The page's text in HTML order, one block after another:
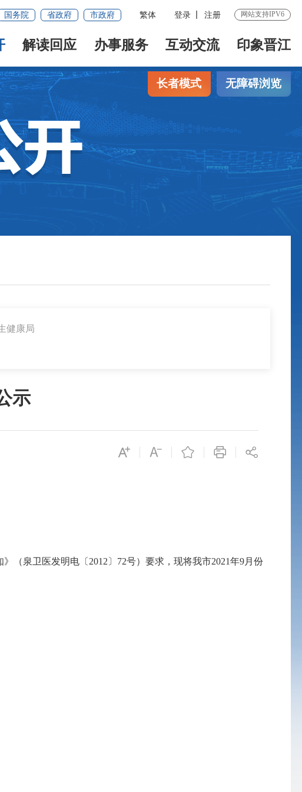
国务院 省政府 市政府 繁体 登录 注册 网站支持IPV6
解读回应 办事服务 互动交流 印象晋江
长者模式 无障碍浏览
健康局
示
（泉卫医发明电〔2012〕72号）要求，现将我市2021年9月份